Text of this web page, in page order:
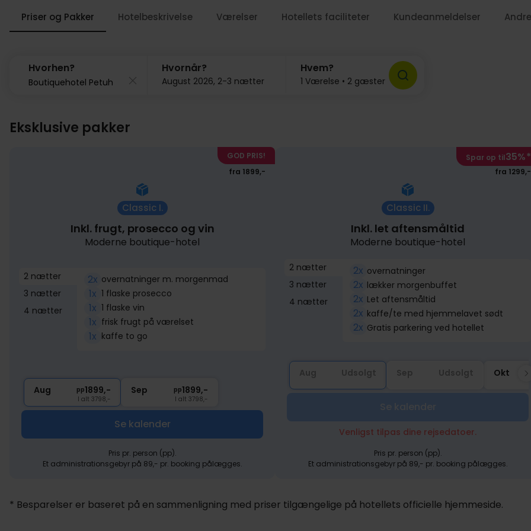
Priser og Pakker Hotelbeskrivelse Værelser Hotellets faciliteter Kundeanmeldelser
Hvorhen? Hvornår?
August 2026, 2-3 nætter
Hvem?
1 Værelse • 2 gæster
Eksklusive pakker
GOD PRIS!
fra 1899,-
Classic I.
Inkl. frugt, prosecco og vin
Moderne boutique-hotel
2 nætter
3 nætter
4 nætter
2x overnatninger m. morgenmad
1x 1 flaske prosecco
1x 1 flaske vin
1x frisk frugt på værelset
1x kaffe to go
Aug pp1899,-
I alt 3798,-
Sep pp1899,-
I alt 3798,-
Se kalender
Pris pr. person (pp).
Et administrationsgebyr på 89,- pr. booking pålægges.
Spar op til35%*
fra 1299,-
Classic II.
Inkl. let aftensmåltid
Moderne boutique-hotel
2 nætter
3 nætter
4 nætter
2x overnatninger
2x lækker morgenbuffet
2x Let aftensmåltid
2x kaffe/te med hjemmelavet sødt
2x Gratis parkering ved hotellet
Okt
Venligst tilpas dine rejsedatoer.
Pris pr. person (pp).
Et administrationsgebyr på 89,- pr. booking pålægges.
* Besparelser er baseret på en sammenligning med priser tilgængelige på hotellets officielle hjemmeside.